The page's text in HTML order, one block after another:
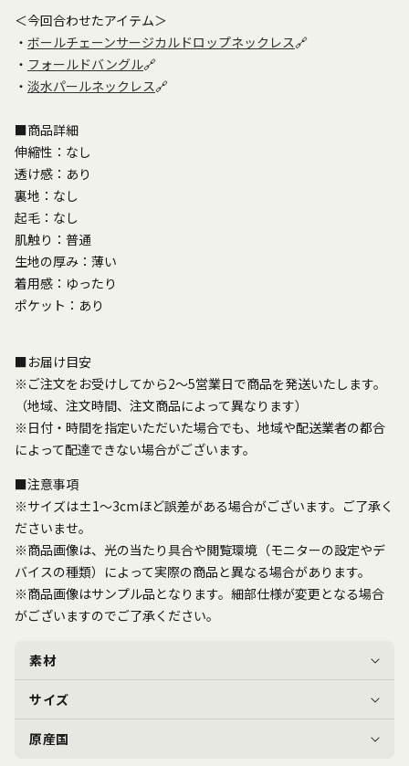
＜今回合わせたアイテム＞
・ ボールチェーンサージカルドロップネックレス🔗
・ フォールドバングル🔗
・ 淡水パールネックレス🔗
■商品詳細
伸縮性：なし
透け感：あり
裏地：なし
起毛：なし
肌触り：普通
生地の厚み：薄い
着用感：ゆったり
ポケット：あり
■お届け目安
※ご注文をお受けしてから2～5営業日で商品を発送いたします。
（地域、注文時間、注文商品によって異なります）
※日付・時間を指定いただいた場合でも、地域や配送業者の都合
によって配達できない場合がございます。
■注意事項
※サイズは±1～3cmほど誤差がある場合がございます。ご了承く
ださいませ。
※商品画像は、光の当たり具合や閲覧環境（モニターの設定やデ
バイスの種類）によって実際の商品と異なる場合があります。
※商品画像はサンプル品となります。細部仕様が変更となる場合
がございますのでご了承ください。
素材
サイズ
原産国